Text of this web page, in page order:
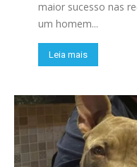
maior sucesso nas
um homem...
Leia mais